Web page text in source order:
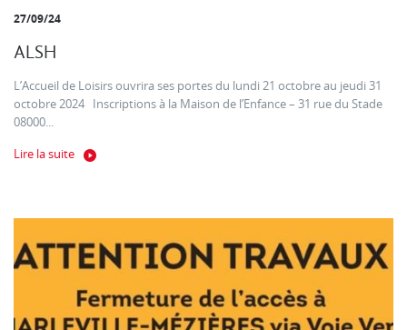
27/09/24
ALSH
L’Accueil de Loisirs ouvrira ses portes du lundi 21 octobre au jeudi 31
octobre 2024 Inscriptions à la Maison de l’Enfance – 31 rue du Stade
08000...
Lire la suite